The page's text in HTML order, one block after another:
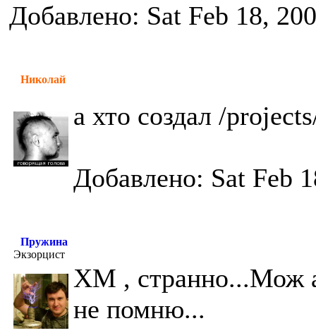
Добавлено: Sat Feb 18,
Николай
а хто создал /
Добавлено: Sat Feb
Пружина
Экзорцист
ХМ , странно...Мож
не помню...